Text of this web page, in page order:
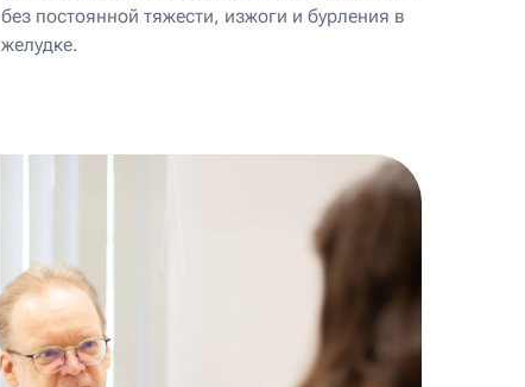
без постоянной тяжести, изжоги и бурления в
желудке.